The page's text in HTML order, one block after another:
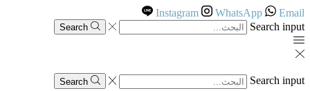
Instagram WhatsApp
Email
Search input
Search
Search input
Search